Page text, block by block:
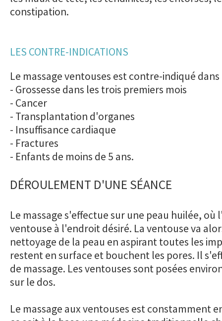
constipation.
LES CONTRE-INDICATIONS
Le massage ventouses est contre-indiqué dans
- Grossesse dans les trois premiers mois
- Cancer
- Transplantation d'organes
- Insuffisance cardiaque
- Fractures
- Enfants de moins de 5 ans.
DÉROULEMENT D'UNE SÉANCE
Le massage s'effectue sur une peau huilée,
ventouse à l'endroit désiré. La ventouse va
nettoyage de la peau en aspirant toutes les
restent en surface et bouchent les pores. Il
de massage. Les ventouses sont posées
sur le dos.
Le massage aux ventouses est constamment